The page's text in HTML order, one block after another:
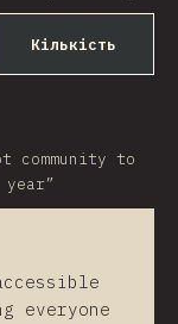
Кількість
community to
everyone